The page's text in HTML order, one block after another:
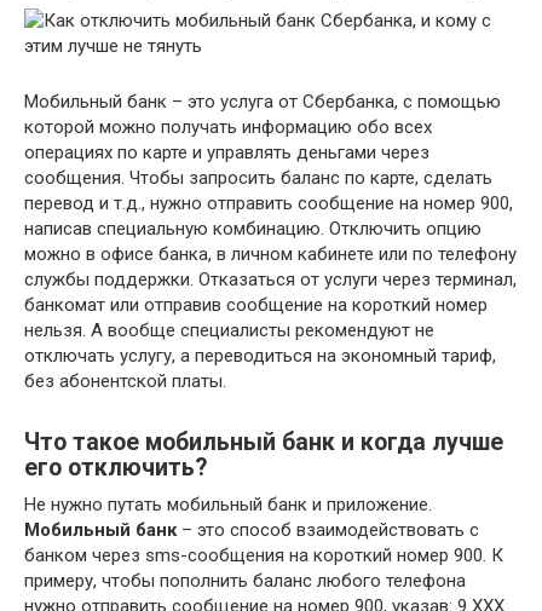
Мобильный банк – это услуга от Сбербанка, с помощью
которой можно получать информацию обо всех
операциях по карте и управлять деньгами через
сообщения. Чтобы запросить баланс по карте, сделать
перевод и т.д., нужно отправить сообщение на номер 900,
написав специальную комбинацию. Отключить опцию
можно в офисе банка, в личном кабинете или по телефону
службы поддержки. Отказаться от услуги через терминал,
банкомат или отправив сообщение на короткий номер
нельзя. А вообще специалисты рекомендуют не
отключать услугу, а переводиться на экономный тариф,
без абонентской платы.
Что такое мобильный банк и когда лучше
его отключить?
Не нужно путать мобильный банк и приложение.
Мобильный банк– это способ взаимодействовать с
банком через sms-сообщения на короткий номер 900. К
примеру, чтобы пополнить баланс любого телефона
нужно отправить сообщение на номер 900, указав: 9 ХХХ